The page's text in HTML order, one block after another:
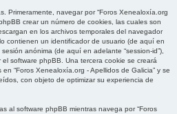
Primeramente, navegar por “Foros Xenealoxía.org
crear un número de cookies, las cuales son
en los archivos temporales del navegador
contienen un identificador de usuario (de aquí en
anónima (de aquí en adelante “session-id”),
software phpBB. Una tercera cookie se creará
“Foros Xenealoxía.org - Apellidos de Galicia” y se
con objeto de optimizar su experiencia de
al software phpBB mientras navega por “Foros